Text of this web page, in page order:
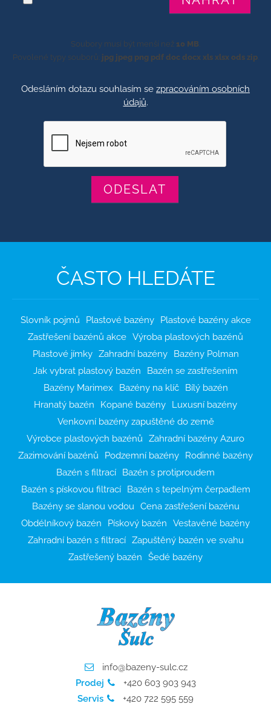
Soubory musí být menší než 10 MB
Povolené typy souborů: jpg jpeg png pdf doc docx xls xlsx ods zip.
Odesláním dotazu souhlasím se zpracováním osobních
údajů.
ČASTO HLEDÁTE
Slovník pojmů Plastové bazény
Plastové bazény akce
Zastřešení bazénů akce Výroba plastových bazénů
Plastové jímky Zahradní bazény
Bazény Polman
Jak vybrat plastový bazén
Bazén se zastřešením
Bazény Marimex
Bazény na klíč
Bílý bazén
Hranatý bazén
Kopané bazény
Luxusní bazény
Venkovní bazény zapuštěné do země
Výrobce plastových bazénů
Zahradní bazény Azuro
Zazimování bazénů
Podzemní bazény
Rodinné bazény
Bazén s filtrací
Bazén s protiproudem
Bazén s pískovou filtrací
Bazén s tepelným čerpadlem
Bazény se slanou vodou
Cena zastřešení bazénu
Obdélníkový bazén
Pískový bazén
Vestavěné bazény
Zahradní bazén s filtrací Zapuštěný bazén ve svahu
Zastřešený bazén
Šedé bazény
info@bazeny-sulc.cz
Prodej
+420 603 903 943
Servis
+420 722 595 559